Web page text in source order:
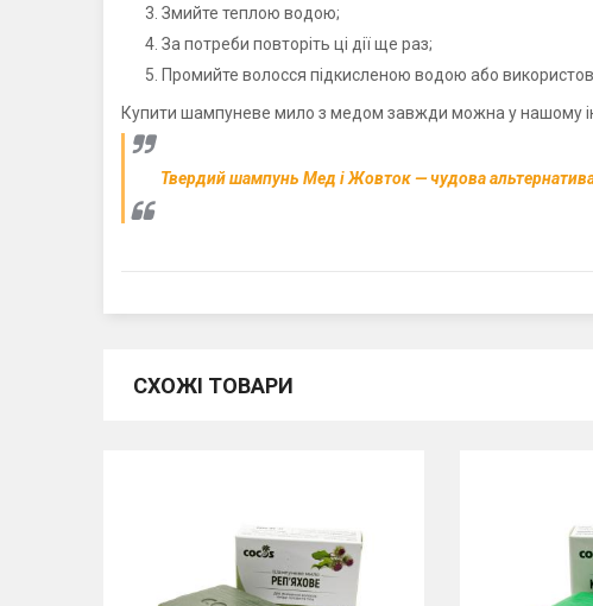
Змийте теплою водою;
За потреби повторіть ці дії ще раз;
Промийте волосся підкисленою водою або
Купити шампуневе мило з медом завжди можна у нашому
Твердий шампунь Мед і Жовток — чудова
СХОЖІ ТОВАРИ